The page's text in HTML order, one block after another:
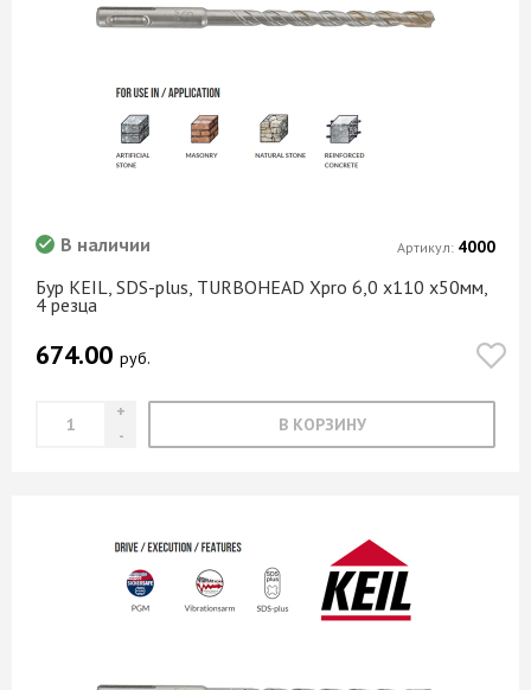
Бур KEIL, SDS-plus, TURBOHEAD Xpro 6,0 х110 х50мм,
4 резца
В наличии
674.00 руб.
В КОРЗИНУ
Артикул: 4000